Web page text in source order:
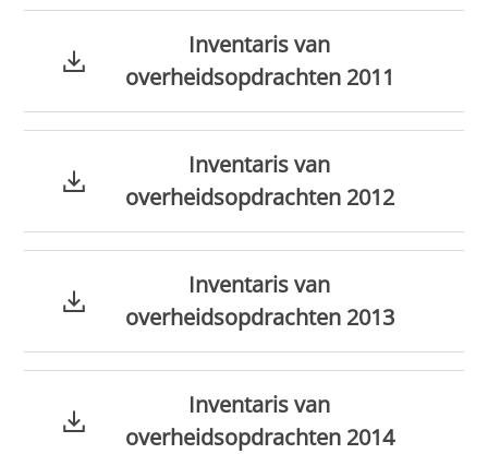
Inventaris van
overheidsopdrachten 2011
Inventaris van
overheidsopdrachten 2012
Inventaris van
overheidsopdrachten 2013
Inventaris van
overheidsopdrachten 2014